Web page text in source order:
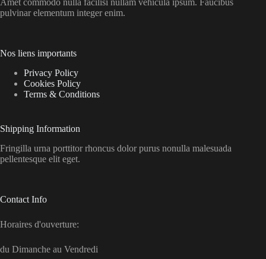
Amet commodo nulla facilisi nullam vehicula ipsum. Faucibus
pulvinar elementum integer enim.
Nos liens importants
Privacy Policy
Cookies Policy
Terms & Conditions
Shipping Information
Fringilla urna porttitor rhoncus dolor purus nonulla malesuada
pellentesque elit eget.
Contact Info
Horaires d'ouverture:
du Dimanche au Vendredi